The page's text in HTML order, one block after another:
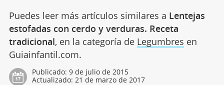
Puedes leer más artículos similares a Lentejas
estofadas con cerdo y verduras. Receta
tradicional, en la categoría de Legumbres en
Guiainfantil.com.
Publicado: 9 de julio de 2015
Actualizado: 21 de marzo de 2017